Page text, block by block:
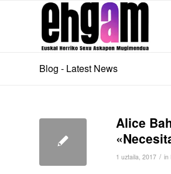
Blog - Latest News
Alice
1 uztaila, 2017 / in